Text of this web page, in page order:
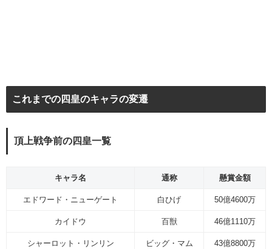
これまでの四皇のキャラの変遷
頂上戦争前の四皇一覧
キャラ名 通称 懸賞金額
エドワード・ニューゲート 白ひげ 50億4600万
カイドウ 百獣 46億1110万
シャーロット・リンリン ビッグ・マム 43億8800万